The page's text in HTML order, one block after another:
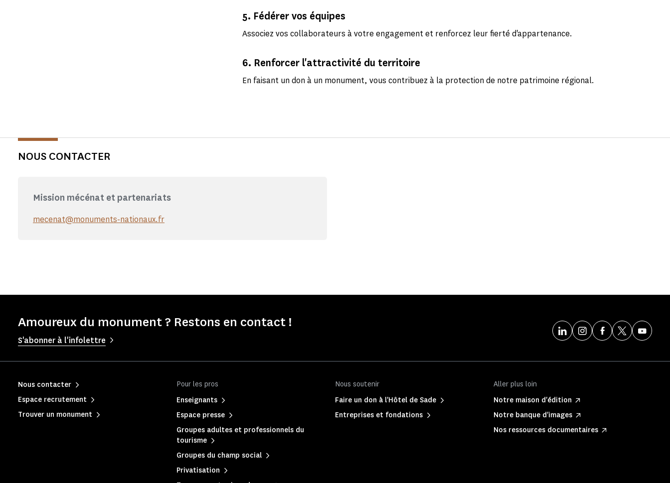
5. Fédérer vos équipes
Associez vos collaborateurs à votre engagement et renforcez leur fierté d'appartenance.
6. Renforcer l'attractivité du territoire
En faisant un don à un monument, vous contribuez à la protection de notre patrimoine régional.
NOUS CONTACTER
Mission mécénat et partenariats
mecenat@monuments-nationaux.fr
Amoureux du monument ? Restons en contact !
S'abonner à l'infolettre
Pour les pros
Enseignants
Espace presse
Groupes adultes et professionnels du
tourisme
Groupes du champ social
Privatisation
Nous soutenir
Faire un don à l'Hôtel de Sade
Entreprises et fondations
Aller plus loin
Notre maison d'édition
Notre banque d'images
Nos ressources documentaires
Nous contacter
Espace recrutement
Trouver un monument